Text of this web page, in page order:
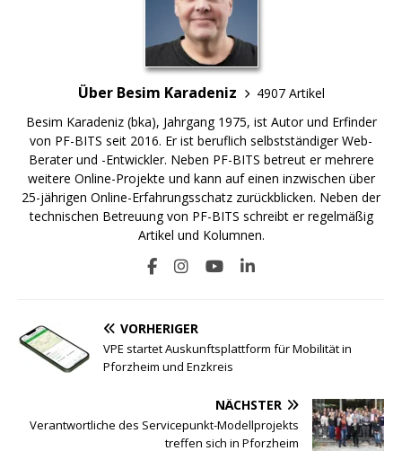
Über Besim Karadeniz
4907 Artikel
Besim Karadeniz (bka), Jahrgang 1975, ist Autor und Erfinder
von PF-BITS seit 2016. Er ist beruflich selbstständiger Web-
Berater und -Entwickler. Neben PF-BITS betreut er mehrere
weitere Online-Projekte und kann auf einen inzwischen über
25-jährigen Online-Erfahrungsschatz zurückblicken. Neben der
technischen Betreuung von PF-BITS schreibt er regelmäßig
Artikel und Kolumnen.
VORHERIGER
VPE startet Auskunftsplattform für Mobilität in
Pforzheim und Enzkreis
NÄCHSTER
Verantwortliche des Servicepunkt-Modellprojekts
treffen sich in Pforzheim